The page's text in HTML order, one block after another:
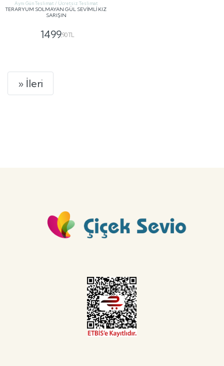
Aynı Gün Teslimat / Ücretsiz Teslimat
TERARYUM SOLMAYAN GÜL SEVİMLİ KIZ
SARIŞIN
1499,90 TL
» İleri